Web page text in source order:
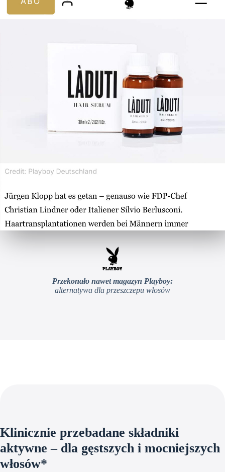
Przekonało nawet magazyn Playboy:
alternatywa dla przeszczepu włosów
Klinicznie przebadane składniki
aktywne – dla gęstszych i mocniejszych
włosów*